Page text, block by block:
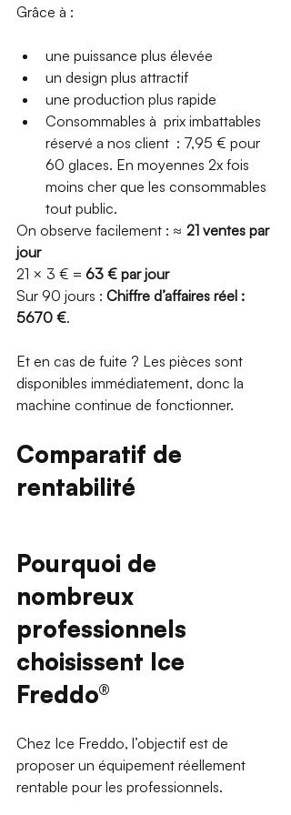
Grâce à :
une puissance plus élevée
un design plus attractif
une production plus rapide
Consommables à  prix imbattables
réservé a nos client  : 7,95 € pour
60 glaces. En moyennes 2x fois
moins cher que les consommables
tout public.
On observe facilement : ≈ 21 ventes par
jour
21 × 3 € = 63 € par jour
Sur 90 jours : Chiffre d’affaires réel :
5670 €.
Et en cas de fuite ? Les pièces sont
disponibles immédiatement, donc la
machine continue de fonctionner.
Comparatif de
rentabilité
Pourquoi de
nombreux
professionnels
choisissent Ice
Freddo®
Chez Ice Freddo, l’objectif est de
proposer un équipement réellement
rentable pour les professionnels.